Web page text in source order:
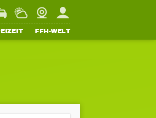
WetterWebcamMein FFH
FFH-WELT